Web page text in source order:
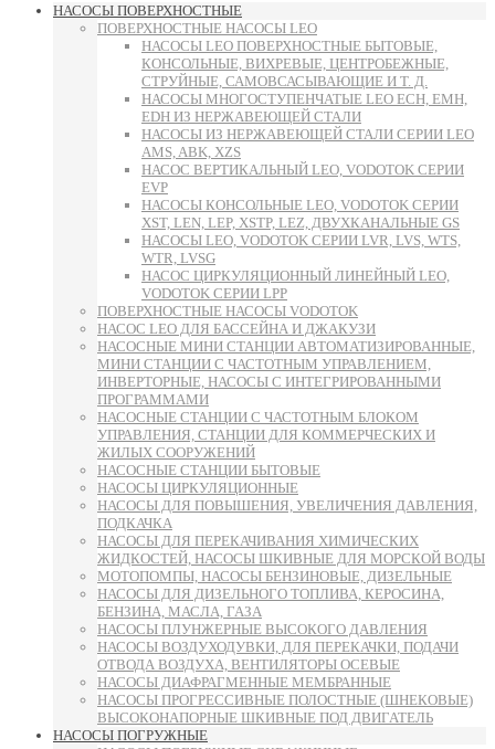
НАСОСЫ ПОВЕРХНОСТНЫЕ
ПОВЕРХНОСТНЫЕ НАСОСЫ LEO
НАСОСЫ LEO ПОВЕРХНОСТНЫЕ БЫТОВЫЕ,
КОНСОЛЬНЫЕ, ВИХРЕВЫЕ, ЦЕНТРОБЕЖНЫЕ,
СТРУЙНЫЕ, САМОВСАСЫВАЮЩИЕ И Т. Д.
НАСОСЫ МНОГОСТУПЕНЧАТЫЕ LEO ECH, EMH,
EDH ИЗ НЕРЖАВЕЮЩЕЙ СТАЛИ
НАСОСЫ ИЗ НЕРЖАВЕЮЩЕЙ СТАЛИ СЕРИИ LEO
AMS, ABK, XZS
НАСОС ВЕРТИКАЛЬНЫЙ LEO, VODOTOK СЕРИИ
EVP
НАСОСЫ КОНСОЛЬНЫЕ LEO, VODOTOK СЕРИИ
XST, LEN, LEP, XSTP, LEZ, ДВУХКАНАЛЬНЫЕ GS
НАСОСЫ LEO, VODOTOK СЕРИИ LVR, LVS, WTS,
WTR, LVSG
НАСОС ЦИРКУЛЯЦИОННЫЙ ЛИНЕЙНЫЙ LEO,
VODOTOK СЕРИИ LPP
ПОВЕРХНОСТНЫЕ НАСОСЫ VODOTOK
НАСОС LEO ДЛЯ БАССЕЙНА И ДЖАКУЗИ
НАСОСНЫЕ МИНИ СТАНЦИИ АВТОМАТИЗИРОВАННЫЕ,
МИНИ СТАНЦИИ С ЧАСТОТНЫМ УПРАВЛЕНИЕМ,
ИНВЕРТОРНЫЕ, НАСОСЫ С ИНТЕГРИРОВАННЫМИ
ПРОГРАММАМИ
НАСОСНЫЕ СТАНЦИИ С ЧАСТОТНЫМ БЛОКОМ
УПРАВЛЕНИЯ, СТАНЦИИ ДЛЯ КОММЕРЧЕСКИХ И
ЖИЛЫХ СООРУЖЕНИЙ
НАСОСНЫЕ СТАНЦИИ БЫТОВЫЕ
НАСОСЫ ЦИРКУЛЯЦИОННЫЕ
НАСОСЫ ДЛЯ ПОВЫШЕНИЯ, УВЕЛИЧЕНИЯ ДАВЛЕНИЯ,
ПОДКАЧКА
НАСОСЫ ДЛЯ ПЕРЕКАЧИВАНИЯ ХИМИЧЕСКИХ
ЖИДКОСТЕЙ, НАСОСЫ ШКИВНЫЕ ДЛЯ МОРСКОЙ ВОДЫ
МОТОПОМПЫ, НАСОСЫ БЕНЗИНОВЫЕ, ДИЗЕЛЬНЫЕ
НАСОСЫ ДЛЯ ДИЗЕЛЬНОГО ТОПЛИВА, КЕРОСИНА,
БЕНЗИНА, МАСЛА, ГАЗА
НАСОСЫ ПЛУНЖЕРНЫЕ ВЫСОКОГО ДАВЛЕНИЯ
НАСОСЫ ВОЗДУХОДУВКИ, ДЛЯ ПЕРЕКАЧКИ, ПОДАЧИ
ОТВОДА ВОЗДУХА, ВЕНТИЛЯТОРЫ ОСЕВЫЕ
НАСОСЫ ДИАФРАГМЕННЫЕ МЕМБРАННЫЕ
НАСОСЫ ПРОГРЕССИВНЫЕ ПОЛОСТНЫЕ (ШНЕКОВЫЕ)
ВЫСОКОНАПОРНЫЕ ШКИВНЫЕ ПОД ДВИГАТЕЛЬ
НАСОСЫ ПОГРУЖНЫЕ